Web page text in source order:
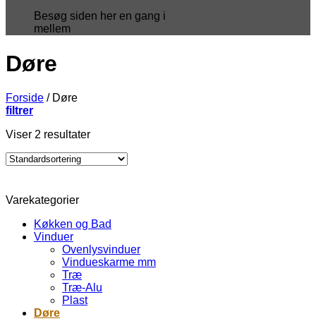
Besøg siden her en gang i
mellem
Døre
Forside /Døre
filtrer
Viser 2 resultater
Varekategorier
Køkken og Bad
Vinduer
Ovenlysvinduer
Vindueskarme mm
Træ
Træ-Alu
Plast
Døre